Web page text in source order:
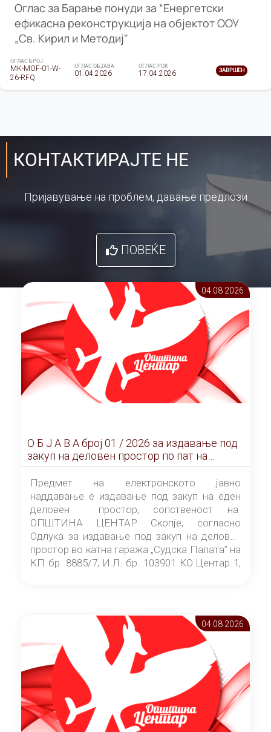
Оглас за Барање понуди за “Енергетски
ефикасна реконструкција на објектот ООУ
„Св. Кирил и Методиј"
ОГЛАС БРОЈ
MK-MOF-01-W-
26-RFQ.
ОГЛАС ОБЈАВА
01.04.2026
ОГЛАС РОК
17.04.2026 ЗАВРШЕН
КОНТАКТИРАЈТЕ НЕ
Пријавување на проблем, давање предлози
ПОВЕЌЕ
04.08 2026
О Б Ј А В А брoj 01 / 2026 за издавање под
закуп на деловен простор по пат на
ЕЛЕКТРОНСКО ЈАВНО НАДДАВАЊЕ
Предмет на електронското јавно
наддавање е издавање под закуп на еден
деловен простор, сопственост на
ОПШТИНА ЦЕНТАР Скопје, согласно
Одлука за издавање под закуп на деловен
простор во катна гаража „Судска Палата” на
КП бр. 8885/7, И.Л. бр. 103901 КО Центар 1,
Скопје” број 9/2026), за времетраење од 3
(три) години од денот на потпишувањето на
Договорот за закуп со најповолниот
понудувач.
04.08 2026